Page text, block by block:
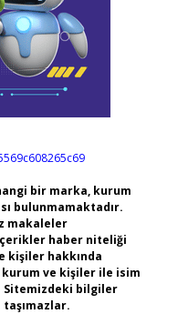
bir marka, kurum
bulunmamaktadır.
makaleler
haber niteliği
kişiler hakkında
kurum ve kişiler ile isim
bilgiler